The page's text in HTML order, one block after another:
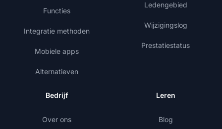
Functies
Integratie methoden
Mobiele apps
Alternatieven
Ledengebied
Wijzigingslog
Prestatiestatus
Bedrijf
Over ons
Leren
Blog